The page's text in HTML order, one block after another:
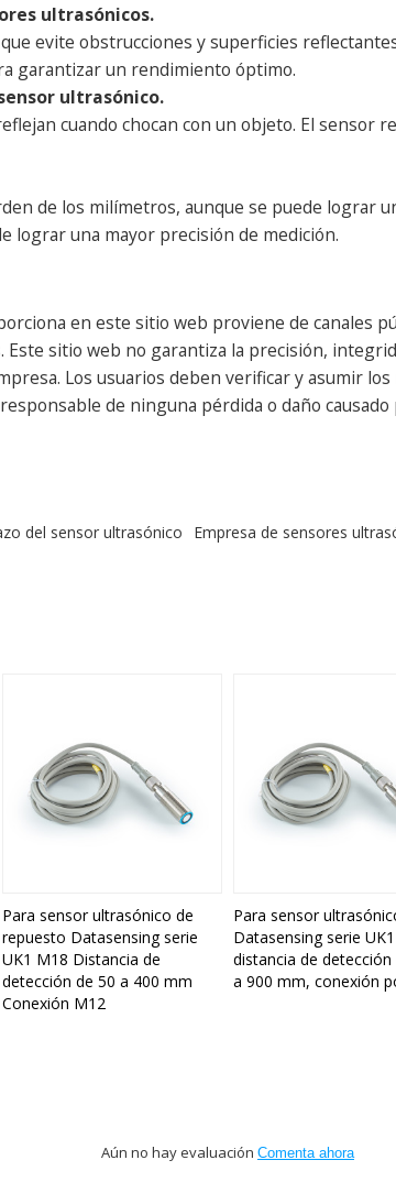
ultrasónicos.
evite obstrucciones y superficies
garantizar un rendimiento óptimo.
ultrasónico.
cuando chocan con un objeto. El sensor
de los milímetros, aunque se puede lograr
lograr una mayor precisión de medición.
en este sitio web proviene de canales
sitio web no garantiza la precisión,
Los usuarios deben verificar y asumir
de ninguna pérdida o daño
del sensor ultrasónico Empresa de sensores
Para sensor ultrasónico de
repuesto Datasensing serie
UK1 M18 Distancia de
detección de 50 a 400 mm
Conexión M12
Para sensor
Datasensing serie
distancia de detección
a 900 mm, conexión
Aún no hay evaluación Comenta ahora